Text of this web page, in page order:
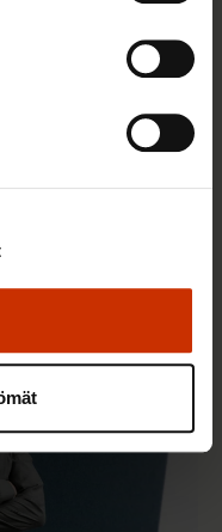
elokuun